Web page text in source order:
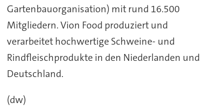
Gartenbauorganisation) mit rund 16.500
Mitgliedern. Vion Food produziert und
verarbeitet hochwertige Schweine- und
Rindfleischprodukte in den Niederlanden und
Deutschland.
(dw)